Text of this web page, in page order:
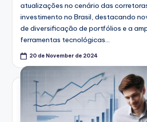
atualizações no cenário das
investimento no Brasil, destacando
de diversificação de portfólios e a
ferramentas tecnológicas…
20 de November de 2024